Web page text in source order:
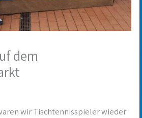
dem
wir Tischtennisspieler wieder